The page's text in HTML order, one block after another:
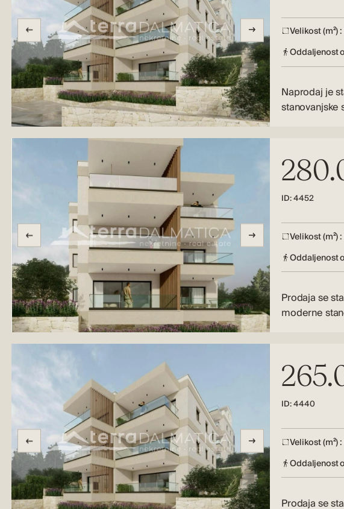
Velikost (m²)
Oddaljenost
Naprodaj je
stanovanjske
ID: 4452
Velikost (m²)
Oddaljenost
Prodaja se
moderne
ID: 4440
Velikost (m²)
Oddaljenost
Prodaja se